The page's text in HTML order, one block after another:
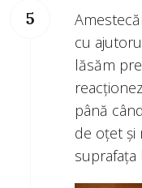
cu
lăsăm
până
de oțet și
suprafața